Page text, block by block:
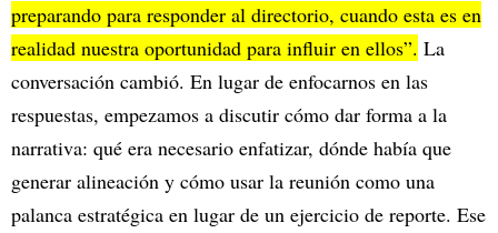
preparando para responder al directorio, cuando esta es en
realidad nuestra oportunidad para influir en ellos”. La
conversación cambió. En lugar de enfocarnos en las
respuestas, empezamos a discutir cómo dar forma a la
narrativa: qué era necesario enfatizar, dónde había que
generar alineación y cómo usar la reunión como una
palanca estratégica en lugar de un ejercicio de reporte. Ese